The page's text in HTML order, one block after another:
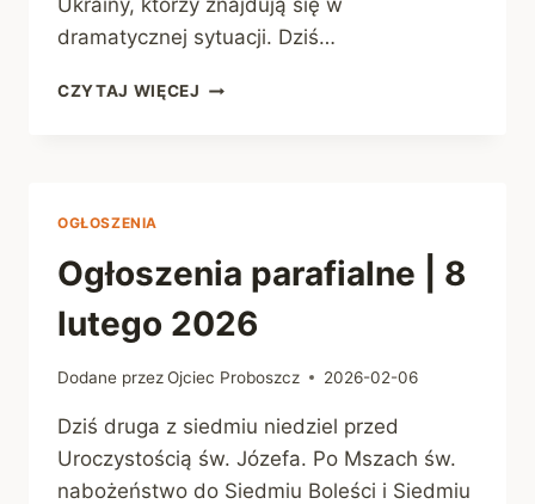
Ukrainy, którzy znajdują się w
dramatycznej sytuacji. Dziś…
CZYTAJ WIĘCEJ OGŁOSZENIA
OGŁOSZENIA
Ogłoszenia parafialne | 8
lutego 2026
Dodane przezOjciec Proboszcz 2026-02-06
Dziś druga z siedmiu niedziel przed
Uroczystością św. Józefa. Po Mszach św.
nabożeństwo do Siedmiu Boleści i Siedmiu